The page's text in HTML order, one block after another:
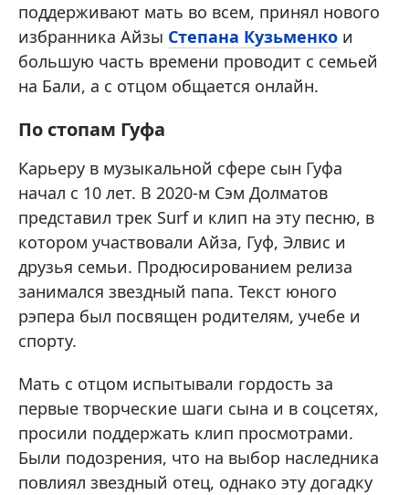
поддерживают мать во всем, принял нового
избранника Айзы Степана Кузьменко и
большую часть времени проводит с семьей
на Бали, а с отцом общается онлайн.
По стопам Гуфа
Карьеру в музыкальной сфере сын Гуфа
начал с 10 лет. В 2020-м Сэм Долматов
представил трек Surf и клип на эту песню, в
котором участвовали Айза, Гуф, Элвис и
друзья семьи. Продюсированием релиза
занимался звездный папа. Текст юного
рэпера был посвящен родителям, учебе и
спорту.
Мать с отцом испытывали гордость за
первые творческие шаги сына и в соцсетях,
просили поддержать клип просмотрами.
Были подозрения, что на выбор наследника
повлиял звездный отец, однако эту догадку